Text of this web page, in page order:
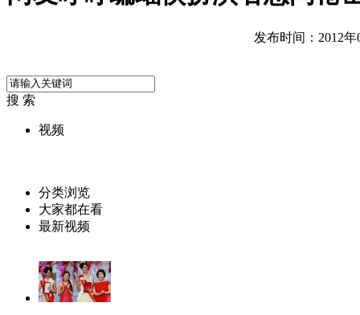
发布时间：2012年
搜 索
视频
分类浏览
大家都在看
最新视频